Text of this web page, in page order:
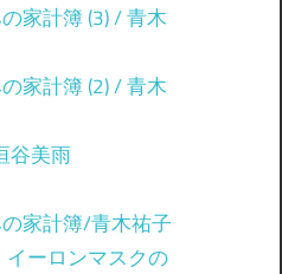
家計簿 (3) / 青木
家計簿 (2) / 青木
谷美雨
家計簿/青木祐子
ーロンマスクの